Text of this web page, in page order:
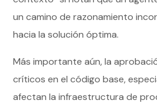
un camino de razonamiento
hacia la solución óptima.
Más importante aún, la
críticos en el código base,
afectan la infraestructura de